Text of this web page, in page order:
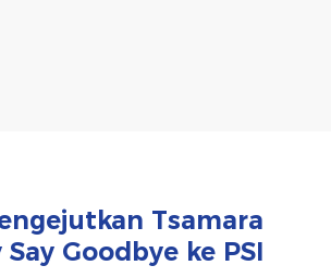
Tsamara
Goodbye ke PSI